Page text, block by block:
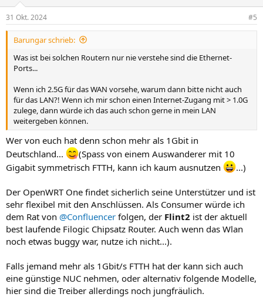
31 Okt. 2024 #5
Barungar schrieb:
Was ist bei solchen Routern nur nie verstehe sind die Ethernet-
Ports...
Wenn ich 2.5G für das WAN vorsehe, warum dann bitte nicht auch
für das LAN?! Wenn ich mir schon einen Internet-Zugang mit > 1.0G
zulege, dann würde ich das auch schon gerne in mein LAN
weitergeben können.
Wer von euch hat denn schon mehr als 1Gbit in
Deutschland...
(Spass von einem Auswanderer mit 10
Gigabit symmetrisch FTTH, kann ich kaum ausnutzen
...)
Der OpenWRT One findet sicherlich seine Unterstützer und ist
sehr flexibel mit den Anschlüssen. Als Consumer würde ich
dem Rat von @Confluencer folgen, der Flint2 ist der aktuell
best laufende Filogic Chipsatz Router. Auch wenn das Wlan
noch etwas buggy war, nutze ich nicht...).
Falls jemand mehr als 1Gbit/s FTTH hat der kann sich auch
eine günstige NUC nehmen, oder alternativ folgende Modelle,
hier sind die Treiber allerdings noch jungfräulich.